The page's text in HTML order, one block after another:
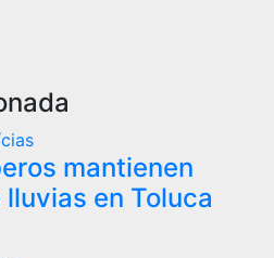
mantienen
en Toluca